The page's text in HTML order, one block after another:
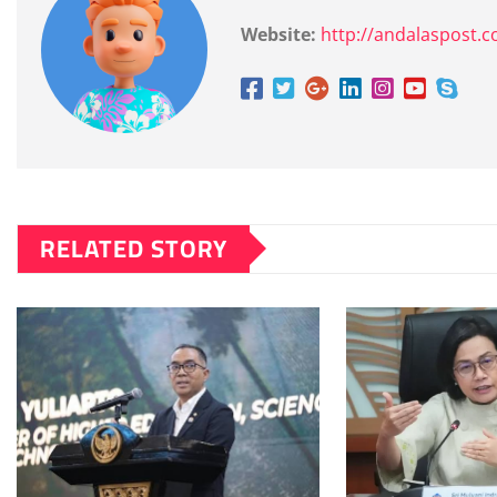
Website: http://
RELATED STORY